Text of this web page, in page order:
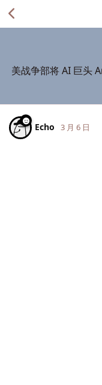
美战争部将 AI 巨头
Echo 3 月 6 日